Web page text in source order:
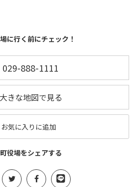
に行く前にチェック！
029-888-1111
大きな地図で見る
お気に入りに追加
役場をシェアする